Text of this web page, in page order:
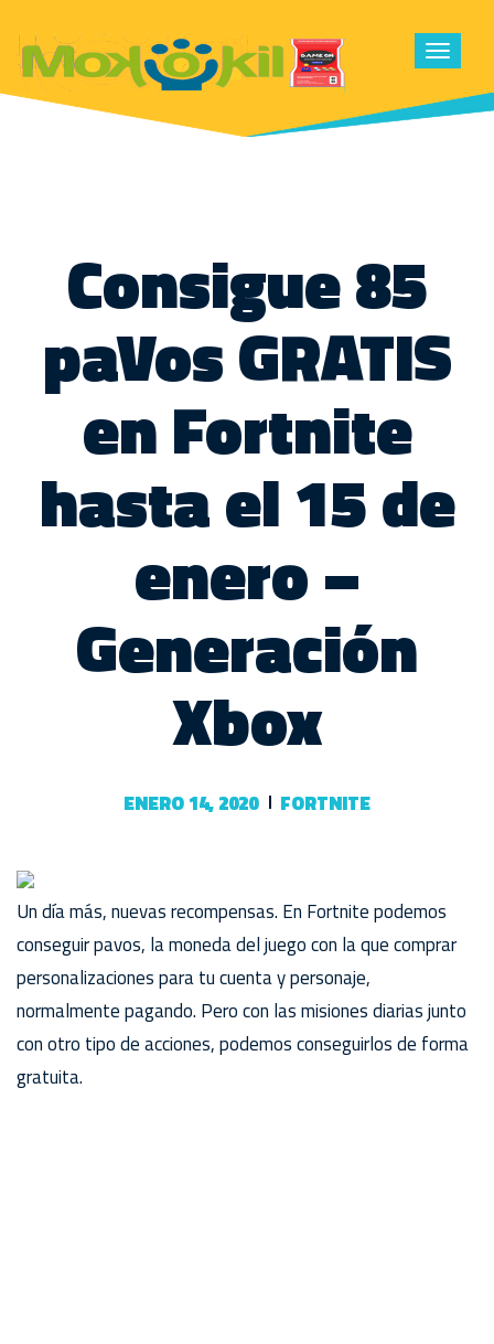
Toggle
Consigue 85
paVos GRATIS
en Fortnite
hasta el 15 de
enero –
Generación
Xbox
ENERO 14, 2020 FORTNITE
Un día más, nuevas recompensas. En Fortnite podemos
conseguir pavos, la moneda del juego con la que comprar
personalizaciones para tu cuenta y personaje,
normalmente pagando. Pero con las misiones diarias junto
con otro tipo de acciones, podemos conseguirlos de forma
gratuita.